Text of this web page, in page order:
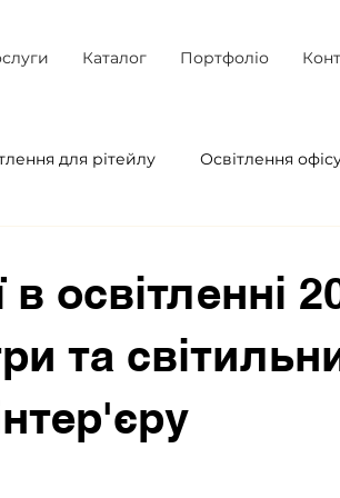
Каталог Портфоліо
для рітейлу Освітлення
Характеристики ЛЕД світильників
Еко-центричні об'єкти/простори
освітленні
та